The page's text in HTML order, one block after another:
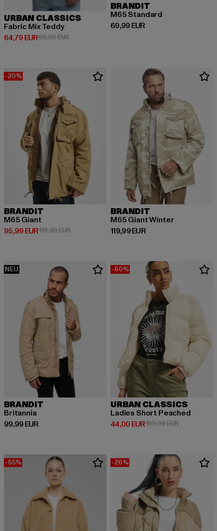
URBAN CLASSICS
Fabric Mix Teddy
64,79 EUR
Derzeitiger Preis: 64,79 EUR
89,99 EURAktionspreis: 89,99 EUR
BRANDIT
M65 Standard
69,99 EUR
Derzeitiger Preis: 69,99 EUR
-20%
BRANDIT
M65 Giant
95,99 EUR
Derzeitiger Preis: 95,99 EUR
119,99 EURAktionspreis: 119,99 EUR
BRANDIT
M65 Giant Winter
119,99 EUR
Derzeitiger Preis: 119,99 EUR
NEU
BRANDIT
Britannia
99,99 EUR
Derzeitiger Preis: 99,99 EUR
-60%
URBAN CLASSICS
Ladies Short Peached
44,00 EUR
Derzeitiger Preis: 44,00 EUR
109,99 EUR
-55% -26%